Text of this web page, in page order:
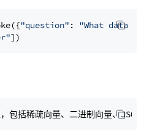
"question" : "What data